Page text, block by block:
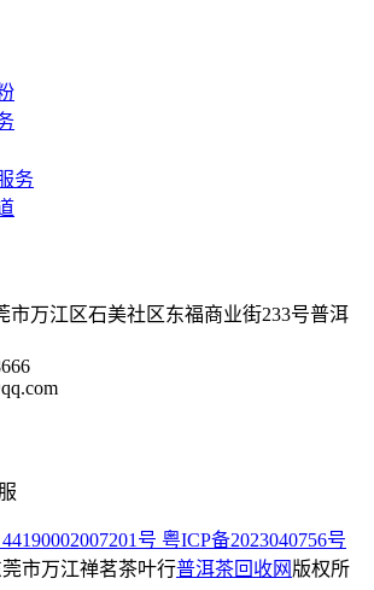
务
市万江区石美社区东福商业街233号普洱
号 粤ICP备2023040756号
市万江禅茗茶叶行普洱茶回收网 版权所